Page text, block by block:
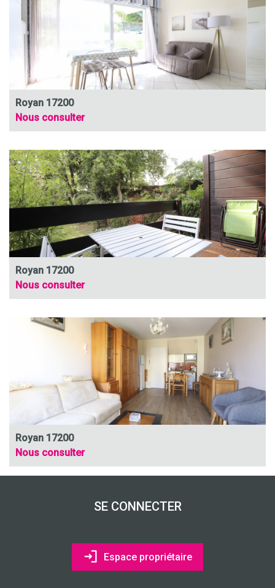
Royan 17200
Nous consulter
Royan 17200
Nous consulter
Royan 17200
Nous consulter
SE CONNECTER
Espace propriétaire